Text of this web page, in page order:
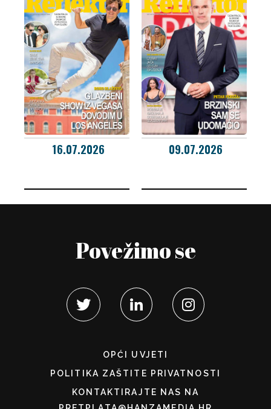
16.07.2026 09.07.2026
Povežimo se
OPĆI UVJETI
POLITIKA ZAŠTITE PRIVATNOSTI
KONTAKTIRAJTE NAS NA